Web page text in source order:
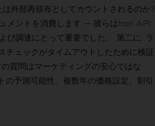
外部再頒布としてカウントされるのか?
メントを消費します — 彼らはIron API
び調達にとって重要でした。 第二に: ラ
ェックがタイムアウトしたために検証
質問はマーケティングの安心ではな
予測可能性、複数年の価格設定、割引